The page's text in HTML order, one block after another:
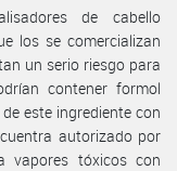
de cabello
los se comercializan
un serio riesgo para
contener formol
este ingrediente con
autorizado por
vapores tóxicos con